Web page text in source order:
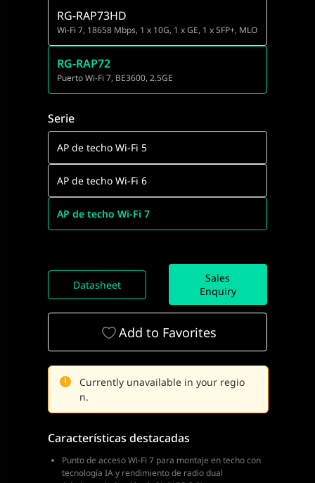
RG-RAP73HD
Wi-Fi 7, 18658 Mbps, 1 x 10G, 1 x GE, 1 x SFP+, MLO
RG-RAP72
Puerto Wi-Fi 7, BE3600, 2.5GE
Serie
AP de techo Wi-Fi 5
AP de techo Wi-Fi 6
AP de techo Wi-Fi 7
Datasheet
Sales
Enquiry
Add to Favorites
Currently unavailable in your regio
n.
Características destacadas
Punto de acceso Wi-Fi 7 para montaje en techo con
tecnología IA y rendimiento de radio dual